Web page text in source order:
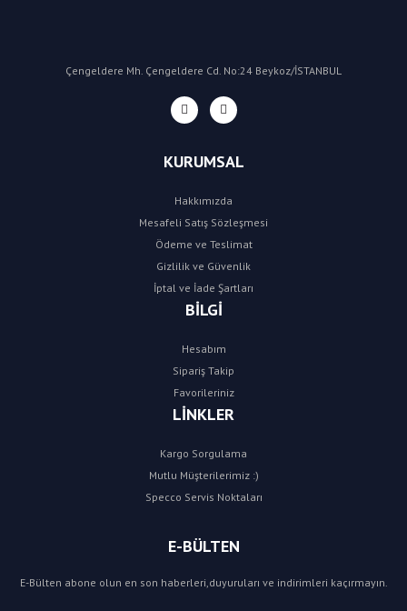
Çengeldere Mh. Çengeldere Cd. No:24 Beykoz/İSTANBUL
KURUMSAL
Hakkımızda
Mesafeli Satış Sözleşmesi
Ödeme ve Teslimat
Gizlilik ve Güvenlik
İptal ve İade Şartları
BİLGİ
Hesabım
Sipariş Takip
Favorileriniz
LİNKLER
Kargo Sorgulama
Mutlu Müşterilerimiz :)
Specco Servis Noktaları
E-BÜLTEN
E-Bülten abone olun en son haberleri,duyuruları ve indirimleri kaçırmayın.